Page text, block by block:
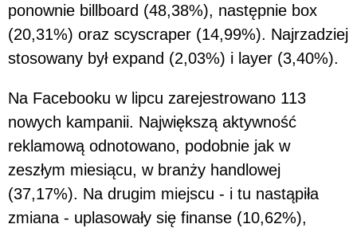
ponownie billboard (48,38%), następnie box
(20,31%) oraz scyscraper (14,99%). Najrzadziej
stosowany był expand (2,03%) i layer (3,40%).
Na Facebooku w lipcu zarejestrowano 113
nowych kampanii. Największą aktywność
reklamową odnotowano, podobnie jak w
zeszłym miesiącu, w branży handlowej
(37,17%). Na drugim miejscu - i tu nastąpiła
zmiana - uplasowały się finanse (10,62%),